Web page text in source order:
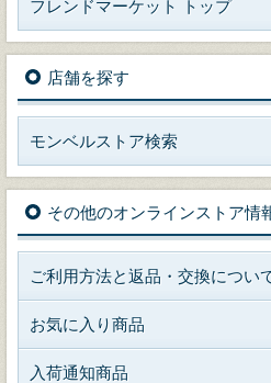
フレンドマーケット トップ
店舗を探す
モンベルストア検索
その他のオンラインストア情
ご利用方法と返品・交換につい
お気に入り商品
入荷通知商品